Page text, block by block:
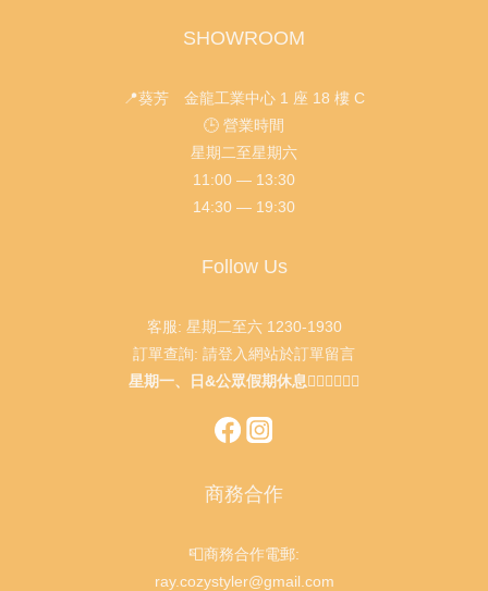
SHOWROOM
📍葵芳 金龍工業中心 1 座 18 樓 C
🕒 營業時間
星期二至星期六
11:00 — 13:30
14:30 — 19:30
Follow Us
客服: 星期二至六 1230-1930
訂單查詢: 請登入網站於訂單留言
星期一、日&公眾假期休息🙇🏻‍♂️🙇🏻‍♀️
商務合作
📮商務合作電郵:
ray.cozystyler@gmail.com